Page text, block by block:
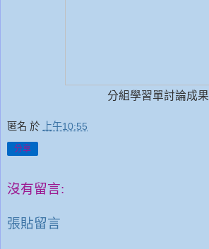
分組學習單討論成果
匿名 於 上午10:55
分享
沒有留言:
張貼留言